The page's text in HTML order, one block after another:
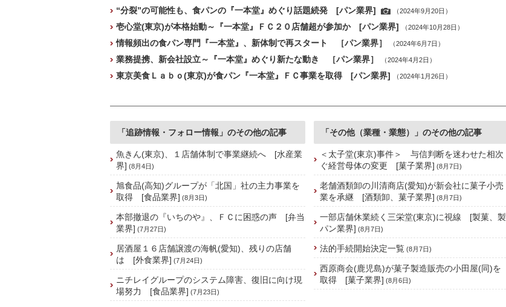
“分裂”の可能性も、食パンの『一本堂』めぐり話題続発 [パン業界] （2024年9月20日）
壱心堂(東京)が本格始動～『一本堂』ＦＣ２０店舗超が参加か [パン業界] （2024年10月28日）
情報頻出の食パン専門『一本堂』、新体制で再スタート ［パン業界］ （2024年6月7日）
業務提携、新会社設立～『一本堂』めぐり新たな動き ［パン業界］ （2024年4月2日）
東京美食Ｌａｂｏ(東京)が食パン『一本堂』ＦＣ事業を取得 [パン業界] （2024年1月26日）
「追跡情報・フォロー情報」のその他の記事
魚きん(東京)、１店舗体制で事業継続へ [水産業
界] (8月4日)
旭食品(高知)グループが「北国」社の主力事業を
取得 [食品業界] (8月3日)
本部撤退の『いちのや』、ＦＣに困惑の声 [弁当
業界] (7月27日)
居酒屋１６店舗譲渡の海帆(愛知)、残りの店舗
は [外食業界] (7月24日)
ニチレイグループのシステム障害、復旧に向け現
場努力 [食品業界] (7月23日)
「その他（業種・業態）」のその他の記事
＜太子堂(東京)事件＞ 与信判断を迷わせた相次
ぐ経営母体の変更 [菓子業界] (8月7日)
老舗酒類卸の川清商店(愛知)が新会社に菓子小売
業を承継 [酒類卸、菓子業界] (8月7日)
一部店舗休業続く三栄堂(東京)に視線 [製菓、製
パン業界] (8月7日)
法的手続開始決定一覧 (8月7日)
西原商会(鹿児島)が菓子製造販売の小田屋(同)を
取得 [菓子業界] (8月6日)